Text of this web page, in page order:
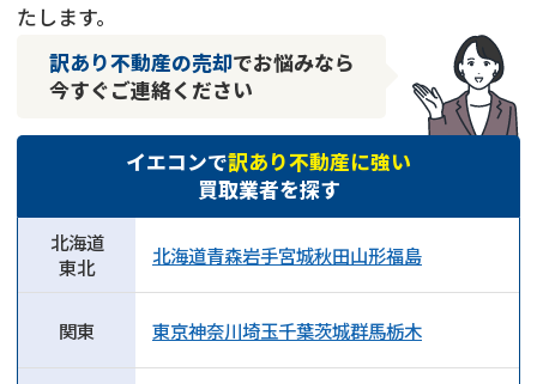
たします。
訳あり不動産の売却でお悩みなら
今すぐご連絡ください
イエコンで訳あり不動産に強い
買取業者を探す
北海道
東北
北海道青森岩手宮城秋田山形福島
関東 東京神奈川埼玉千葉茨城群馬栃木